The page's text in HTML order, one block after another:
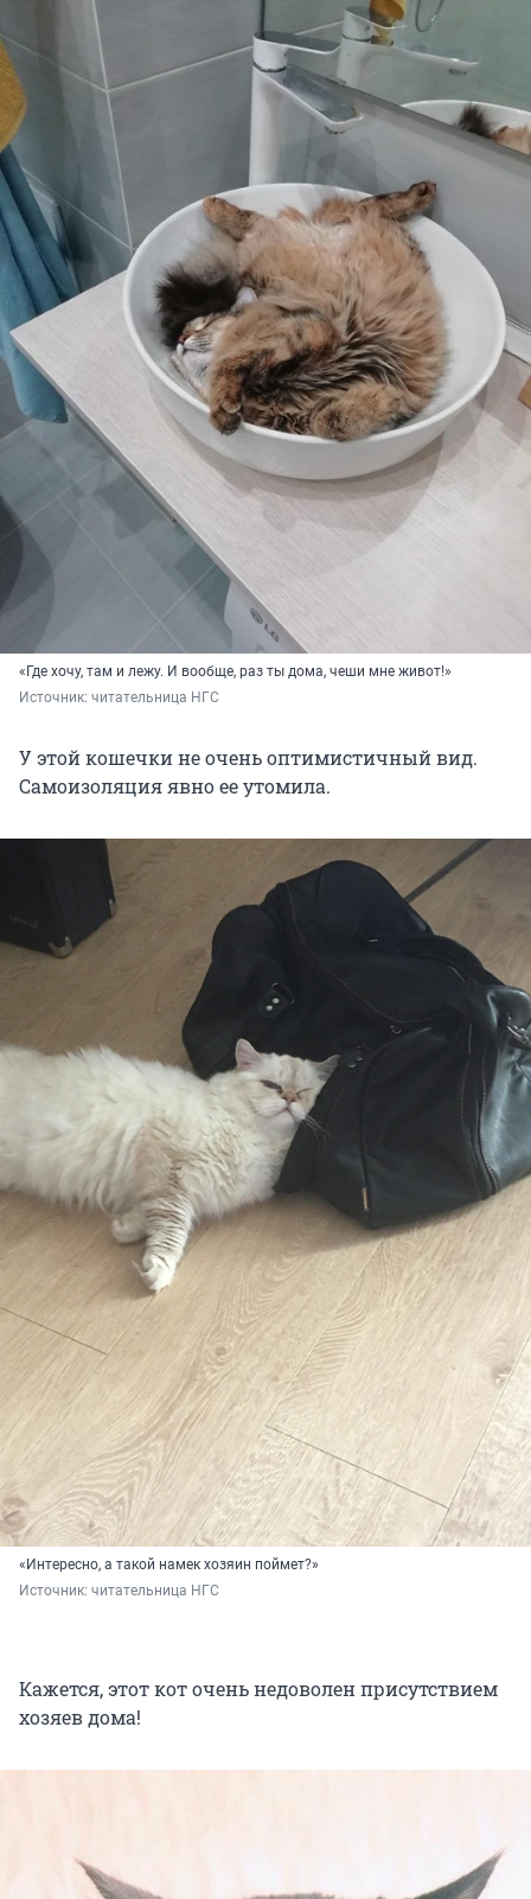
«Где хочу, там и лежу. И вообще, раз ты дома, чеши мне живот!»
Источник: читательница НГС
У этой кошечки не очень оптимистичный вид.
Самоизоляция явно ее утомила.
«Интересно, а такой намек хозяин поймет?»
Источник: читательница НГС
Кажется, этот кот очень недоволен присутствием
хозяев дома!